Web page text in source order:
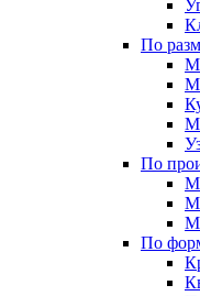
По
По
По